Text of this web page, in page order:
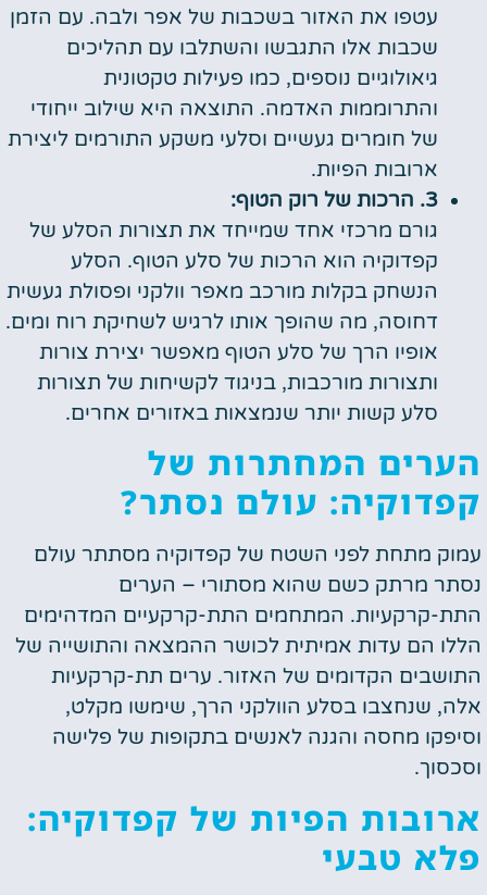
עטפו את האזור בשכבות של אפר ולבה. עם הזמן
שכבות אלו התגבשו והשתלבו עם תהליכים
גיאולוגיים נוספים, כמו פעילות טקטונית
והתרוממות האדמה. התוצאה היא שילוב ייחודי
של חומרים געשיים וסלעי משקע התורמים ליצירת
ארובות הפיות.
3. הרכות של רוק הטוף:
גורם מרכזי אחד שמייחד את תצורות הסלע של
קפדוקיה הוא הרכות של סלע הטוף. הסלע
הנשחק בקלות מורכב מאפר וולקני ופסולת געשית
דחוסה, מה שהופך אותו לרגיש לשחיקת רוח ומים.
אופיו הרך של סלע הטוף מאפשר יצירת צורות
ותצורות מורכבות, בניגוד לקשיחות של תצורות
סלע קשות יותר שנמצאות באזורים אחרים.
הערים המחתרות של
קפדוקיה: עולם נסתר?
עמוק מתחת לפני השטח של קפדוקיה מסתתר עולם
נסתר מרתק כשם שהוא מסתורי – הערים
התת-קרקעיות. המתחמים התת-קרקעיים המדהימים
הללו הם עדות אמיתית לכושר ההמצאה והתושייה של
התושבים הקדומים של האזור. ערים תת-קרקעיות
אלה, שנחצבו בסלע הוולקני הרך, שימשו מקלט,
וסיפקו מחסה והגנה לאנשים בתקופות של פלישה
וסכסוך.
ארובות הפיות של קפדוקיה:
פלא טבעי